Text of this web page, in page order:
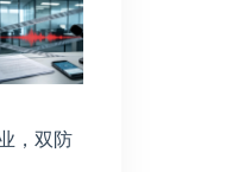
，双防